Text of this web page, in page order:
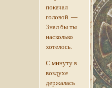
покачал
головой. —
Знал бы ты
насколько
хотелось.
С минуту в
воздухе
держалась